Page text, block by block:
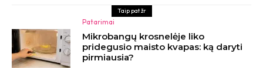
Taip pat žr
Patarimai
Mikrobangų krosnelėje liko
pridegusio maisto kvapas: ką daryti
pirmiausia?